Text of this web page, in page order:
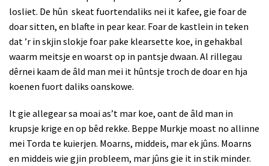
losliet. De hûn skeat fuortendaliks nei it kafee, gie foar de
doar sitten, en blafte in pear kear. Foar de kastlein in teken
dat ’r in skjin slokje foar pake klearsette koe, in gehakbal
waarm meitsje en woarst op in pantsje dwaan. Al rillegau
dêrnei kaam de âld man mei it hûntsje troch de doar en hja
koenen fuort daliks oanskowe.
It gie allegear sa moai as’t mar koe, oant de âld man in
krupsje krige en op bêd rekke. Beppe Murkje moast no allinne
mei Torda te kuierjen. Moarns, middeis, mar ek jûns. Moarns
en middeis wie gjin probleem, mar jûns gie it in stik minder.